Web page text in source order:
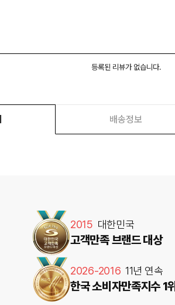
등록된 리뷰가 없습니다.
배송정보
2015 대한민국
고객만족 브랜드 대상
2026-2016 11년 연속
한국 소비자만족지수 1위